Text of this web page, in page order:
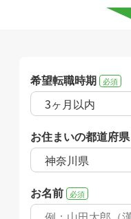
希望転職時期 必須
お住まいの都道府県
お名前 必須